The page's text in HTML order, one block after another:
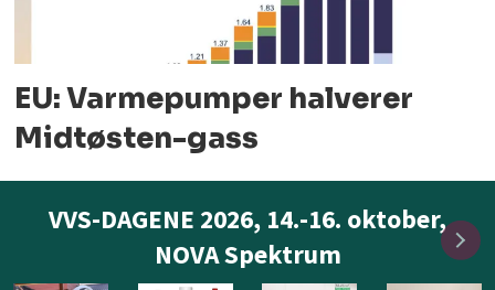
EU: Varmepumper halverer
Midtøsten-gass
VVS-DAGENE 2026, 14.-16. oktober,
NOVA Spektrum